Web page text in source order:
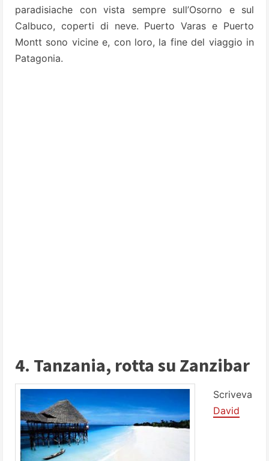
paradisiache con vista sempre sull’Osorno e sul
Calbuco, coperti di neve. Puerto Varas e Puerto
Montt sono vicine e, con loro, la fine del viaggio in
Patagonia.
4. Tanzania, rotta su Zanzibar
Scriveva
David